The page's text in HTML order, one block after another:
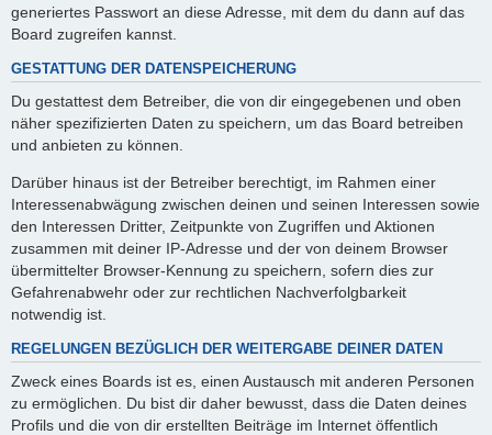
generiertes Passwort an diese Adresse, mit dem du dann auf das
Board zugreifen kannst.
GESTATTUNG DER DATENSPEICHERUNG
Du gestattest dem Betreiber, die von dir eingegebenen und oben
näher spezifizierten Daten zu speichern, um das Board betreiben
und anbieten zu können.
Darüber hinaus ist der Betreiber berechtigt, im Rahmen einer
Interessenabwägung zwischen deinen und seinen Interessen sowie
den Interessen Dritter, Zeitpunkte von Zugriffen und Aktionen
zusammen mit deiner IP-Adresse und der von deinem Browser
übermittelter Browser-Kennung zu speichern, sofern dies zur
Gefahrenabwehr oder zur rechtlichen Nachverfolgbarkeit
notwendig ist.
REGELUNGEN BEZÜGLICH DER WEITERGABE DEINER DATEN
Zweck eines Boards ist es, einen Austausch mit anderen Personen
zu ermöglichen. Du bist dir daher bewusst, dass die Daten deines
Profils und die von dir erstellten Beiträge im Internet öffentlich